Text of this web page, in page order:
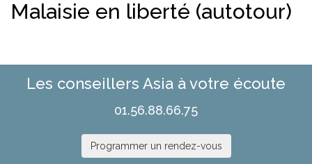
Malaisie en liberté (autotour)
Les conseillers Asia à votre écoute
01.56.88.66.75
Programmer un rendez-vous